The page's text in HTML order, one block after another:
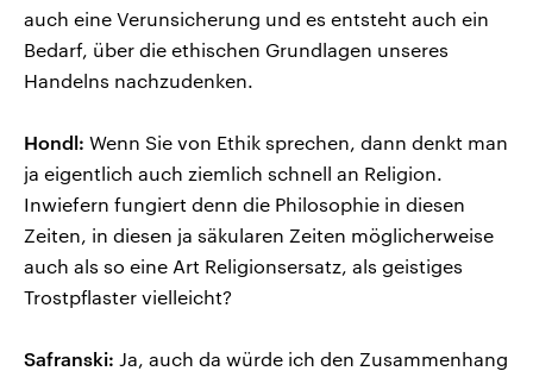
auch eine Verunsicherung und es entsteht auch ein
Bedarf, über die ethischen Grundlagen unseres
Handelns nachzudenken.
Hondl: Wenn Sie von Ethik sprechen, dann denkt man
ja eigentlich auch ziemlich schnell an Religion.
Inwiefern fungiert denn die Philosophie in diesen
Zeiten, in diesen ja säkularen Zeiten möglicherweise
auch als so eine Art Religionsersatz, als geistiges
Trostpflaster vielleicht?
Safranski: Ja, auch da würde ich den Zusammenhang